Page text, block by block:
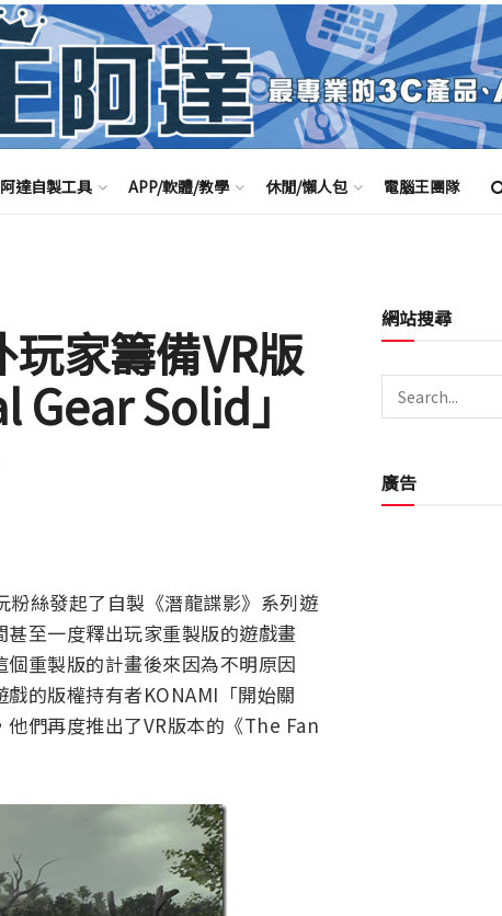
阿達自製工具 APP/軟體/教學 休閒/懶人包 電腦王團隊
家籌備VR版
Gear Solid」
絲發起了自製《潛龍諜影》系列遊
至一度釋出玩家重製版的遊戲畫
重製版的計畫後來因為不明原因
的版權持有者KONAMI「開始關
們再度推出了VR版本的《The Fan
網站搜尋
廣告